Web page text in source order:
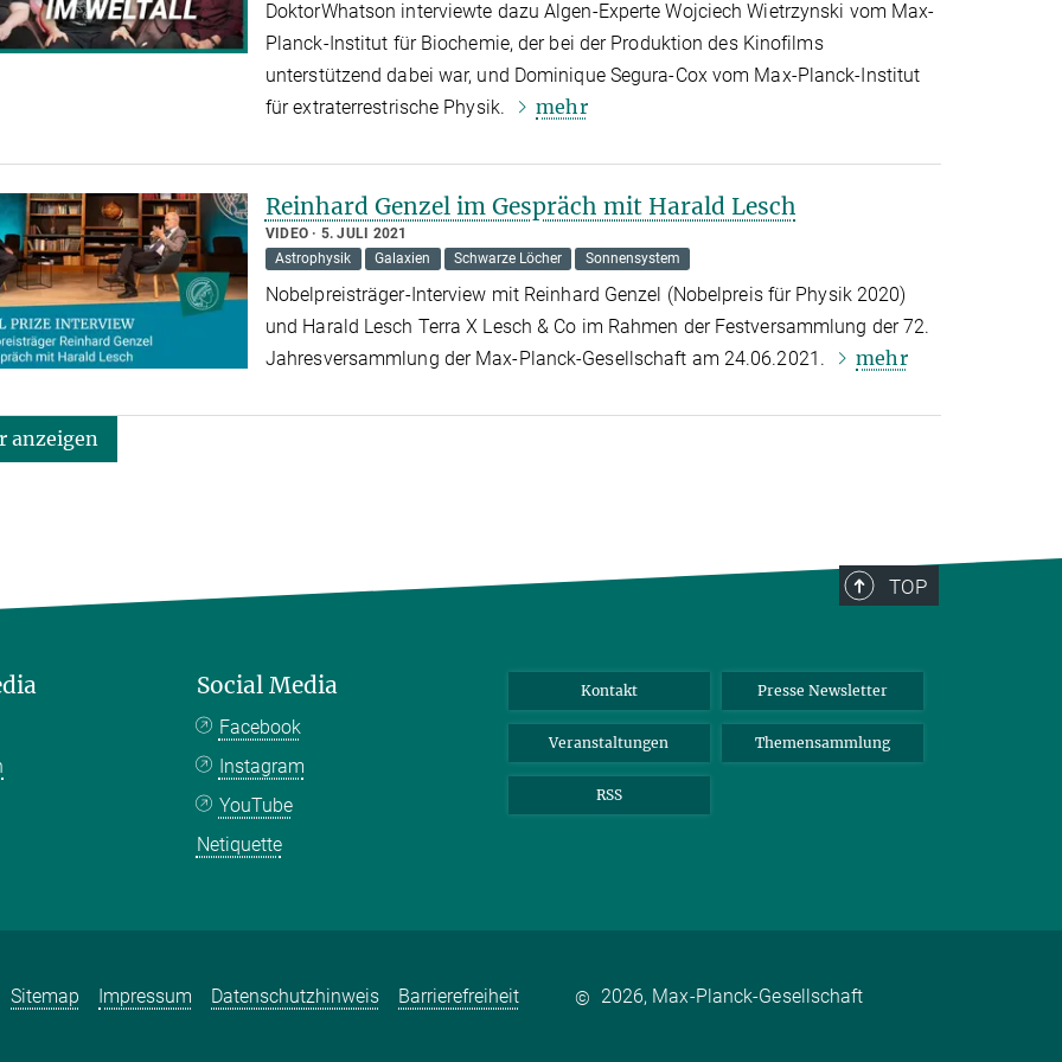
DoktorWhatson interviewte dazu Algen-Experte Wojciech Wietrzynski vom Max-
Planck-Institut für Biochemie, der bei der Produktion des Kinofilms
unterstützend dabei war, und Dominique Segura-Cox vom Max-Planck-Institut
für extraterrestrische Physik.
mehr
Reinhard Genzel im Gespräch mit Harald Lesch
VIDEO
5. JULI 2021
Astrophysik
Galaxien Schwarze Löcher Sonnensystem
Nobelpreisträger-Interview mit Reinhard Genzel (Nobelpreis für Physik 2020)
und Harald Lesch Terra X Lesch & Co im Rahmen der Festversammlung der 72.
Jahresversammlung der Max-Planck-Gesellschaft am 24.06.2021.
mehr
anzeigen
TOP
Social Media
Facebook
Instagram
YouTube
Netiquette
Kontakt Presse Newsletter
Veranstaltungen Themensammlung
RSS
Sitemap Impressum Datenschutzhinweis Barrierefreiheit © 2026, Max-Planck-Gesellschaft